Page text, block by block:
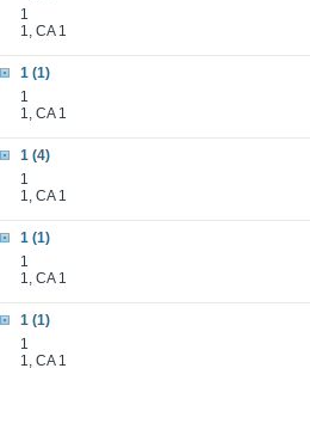
1
1, CA 1
1 (1)
1
1, CA 1
1 (4)
1
1, CA 1
1 (1)
1
1, CA 1
1 (1)
1
1, CA 1